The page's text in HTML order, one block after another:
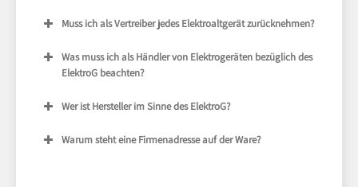
Muss ich als Vertreiber jedes Elektroaltgerät zurücknehmen?
Was muss ich als Händler von Elektrogeräten bezüglich des
ElektroG beachten?
Wer ist Hersteller im Sinne des ElektroG?
Warum steht eine Firmenadresse auf der Ware?